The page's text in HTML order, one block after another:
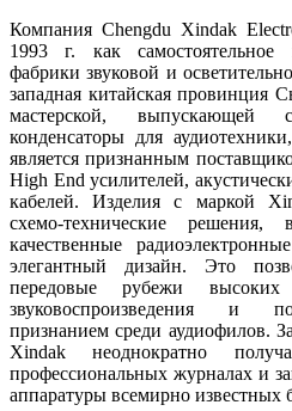
Компания Chengdu Xindak
1993 г. как самостоятельное
фабрики звуковой и
западная китайская провинция
мастерской, выпускающей
конденсаторы для
является признанным
High End усилителей,
кабелей. Изделия с маркой
схемо-технические решения,
качественные
элегантный дизайн. Это
передовые рубежи
звуковоспроизведения и
признанием среди аудиофилов.
Xindak неоднократно
профессиональных журналах и
аппаратуры всемирно известных